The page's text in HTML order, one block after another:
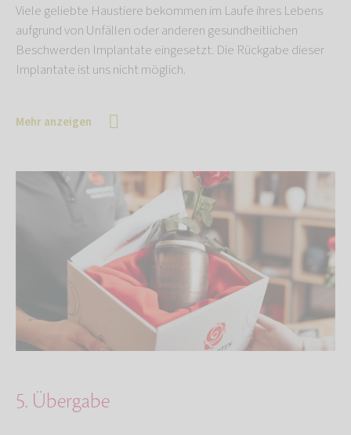
Viele geliebte Haustiere bekommen im Laufe ihres Lebens
aufgrund von Unfällen oder anderen gesundheitlichen
Beschwerden Implantate eingesetzt. Die Rückgabe dieser
Implantate ist uns nicht möglich.
Mehr anzeigen
5. Übergabe